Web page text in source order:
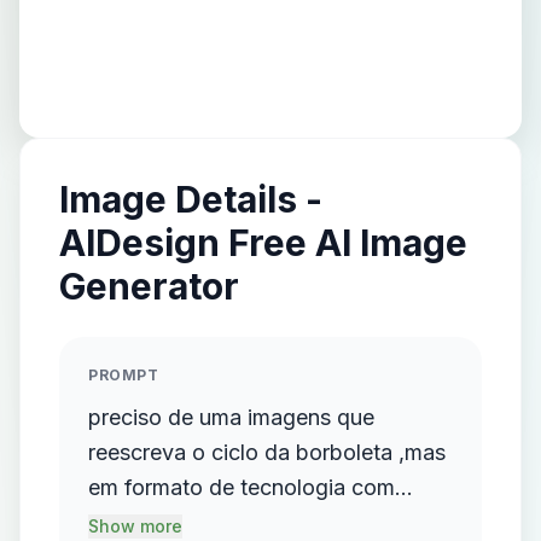
Image Details -
AIDesign Free AI Image
Generator
PROMPT
preciso de uma imagens que
reescreva o ciclo da borboleta ,mas
em formato de tecnologia com
traços tercnologicos em formato de
Show more